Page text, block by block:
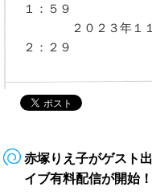
１：５９
２０２３年１１月
２：２９
赤塚りえ子がゲスト
イブ有料配信が開始！